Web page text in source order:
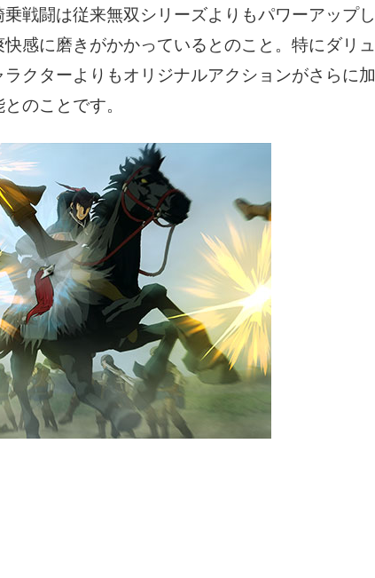
戦闘は従来無双シリーズよりもパワーアップし
感に磨きがかかっているとのこと。特にダリュ
クターよりもオリジナルアクションがさらに加
のことです。